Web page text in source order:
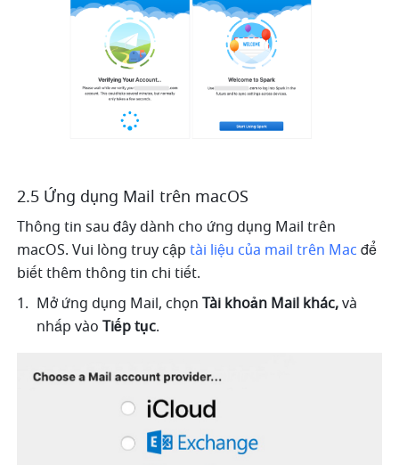
2.5 Ứng dụng Mail trên macOS
Thông tin sau đây dành cho ứng dụng Mail trên
macOS. Vui lòng truy cập tài liệu của mail trên Mac để
biết thêm thông tin chi tiết.
Mở ứng dụng Mail, chọn Tài khoản Mail khác, và
nhấp vào Tiếp tục.